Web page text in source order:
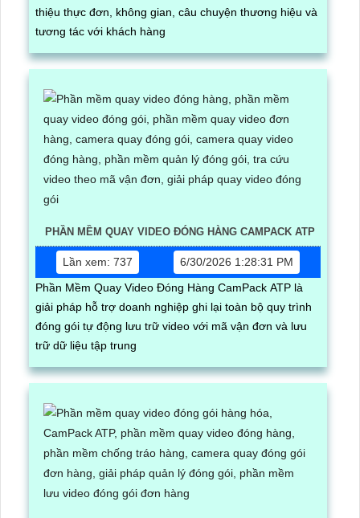
thiệu thực đơn, không gian, câu chuyện thương hiệu và
tương tác với khách hàng
PHẦN MỀM QUAY VIDEO ĐÓNG HÀNG CAMPACK ATP
Lần xem: 737
6/30/2026 1:28:31 PM
Phần Mềm Quay Video Đóng Hàng CamPack ATP là
giải pháp hỗ trợ doanh nghiệp ghi lại toàn bộ quy trình
đóng gói tự động lưu trữ video với mã vận đơn và lưu
trữ dữ liệu tập trung